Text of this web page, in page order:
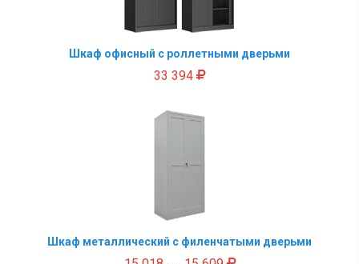
Шкаф офисный с роллетными дверьми
33 394
Шкаф металлический с филенчатыми дверьми